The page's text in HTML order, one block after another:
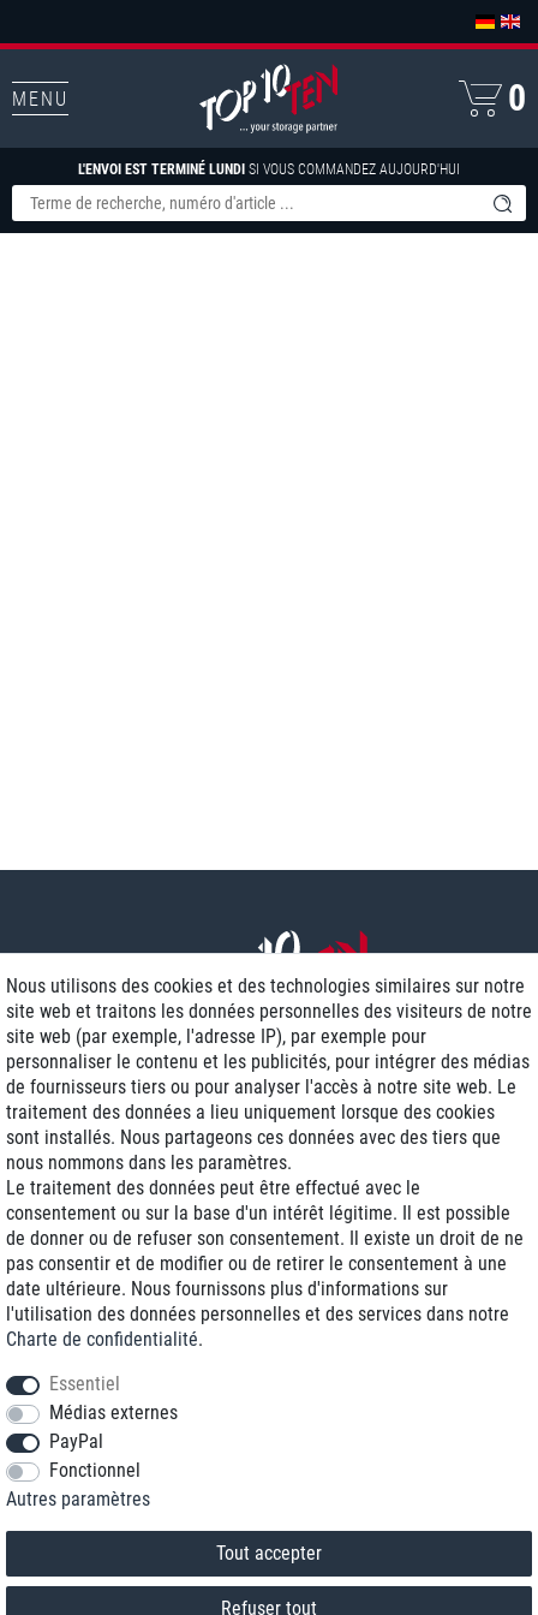
MENU
L'ENVOI EST TERMINÉ LUNDI SI VOUS COMMANDEZ AUJOURD'HUI
0
Livraison J+1
Frais d'expédition réduits
Reconditionnée avec garantie
+33 1 70 99 07 94 *
* Vous pouvez nous joindre aux tarifs locaux du lundi au vendredi de 9h à 18h.
Nous utilisons des cookies et des technologies similaires sur notre
site web et traitons les données personnelles des visiteurs de notre
site web (par exemple, l'adresse IP), par exemple pour
personnaliser le contenu et les publicités, pour intégrer des médias
de fournisseurs tiers ou pour analyser l'accès à notre site web. Le
traitement des données a lieu uniquement lorsque des cookies
sont installés. Nous partageons ces données avec des tiers que
nous nommons dans les paramètres.
Le traitement des données peut être effectué avec le
consentement ou sur la base d'un intérêt légitime. Il est possible
de donner ou de refuser son consentement. Il existe un droit de ne
pas consentir et de modifier ou de retirer le consentement à une
date ultérieure. Nous fournissons plus d'informations sur
l'utilisation des données personnelles et des services dans notre
Charte de confidentialité.
Essentiel
Médias externes
PayPal
Fonctionnel
Autres paramètres
Tout accepter
Refuser tout